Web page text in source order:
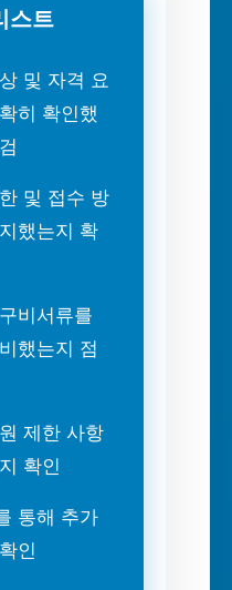
스트
및 자격 요
히 확인했
및 접수 방
했는지 확
비서류를
했는지 점
제한 사항
확인
통해 추가
인